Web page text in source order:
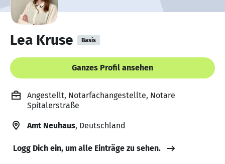
Lea Kruse Basis
Ganzes Profil ansehen
Angestellt, Notarfachangestellte, Notare
Spitalerstraße
Amt Neuhaus, Deutschland
Logg Dich ein, um alle Einträge zu sehen.